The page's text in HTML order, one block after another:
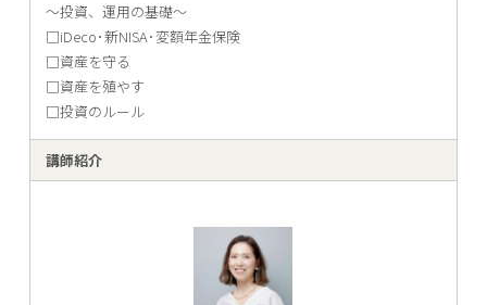
～投資、運用の基礎～
□iDeco･新NISA･変額年金保険
□資産を守る
□資産を殖やす
□投資のルール
講師紹介